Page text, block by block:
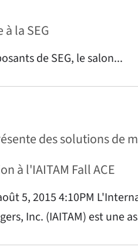
la SEG
de SEG, le salon...
des solutions de
à l'IAITAM Fall ACE
5, 2015 4:10PM
Inc. (IAITAM) est une